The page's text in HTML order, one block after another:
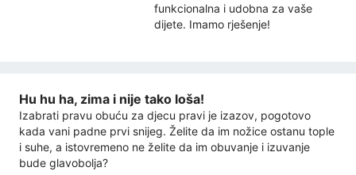
funkcionalna i udobna za vaše
dijete. Imamo rješenje!
Hu hu ha, zima i nije tako loša!
Izabrati pravu obuću za djecu pravi je izazov, pogotovo
kada vani padne prvi snijeg. Želite da im nožice ostanu tople
i suhe, a istovremeno ne želite da im obuvanje i izuvanje
bude glavobolja?